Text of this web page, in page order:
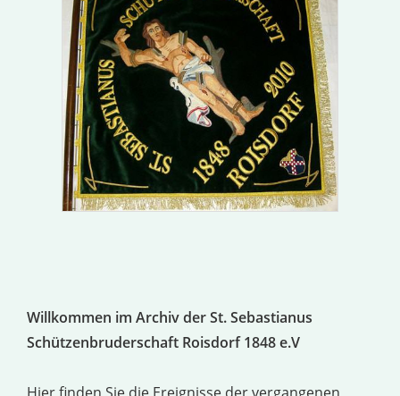
Willkommen im Archiv der St. Sebastianus
Schützenbruderschaft Roisdorf 1848 e.V